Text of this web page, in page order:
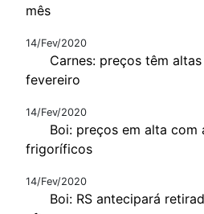
mês
14/Fev/2020
Carnes: preços têm
fevereiro
14/Fev/2020
Boi: preços em alta com
frigoríficos
14/Fev/2020
Boi: RS antecipará